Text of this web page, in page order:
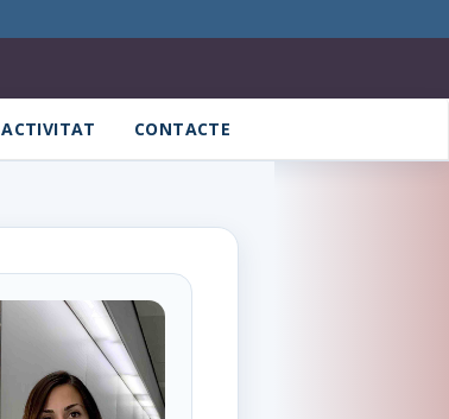
ACTIVITAT CONTACTE